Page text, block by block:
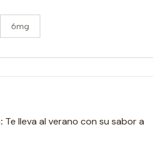
6mg
Te lleva al verano con su sabor a